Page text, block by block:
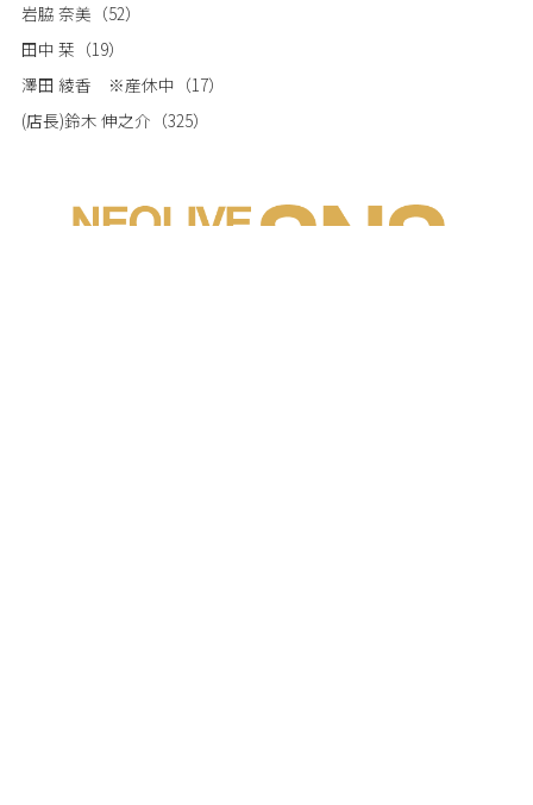
岩脇 奈美 （52）
田中 栞 （19）
澤田 綾香 ※産休中 （17）
(店長)鈴木 伸之介 （325）